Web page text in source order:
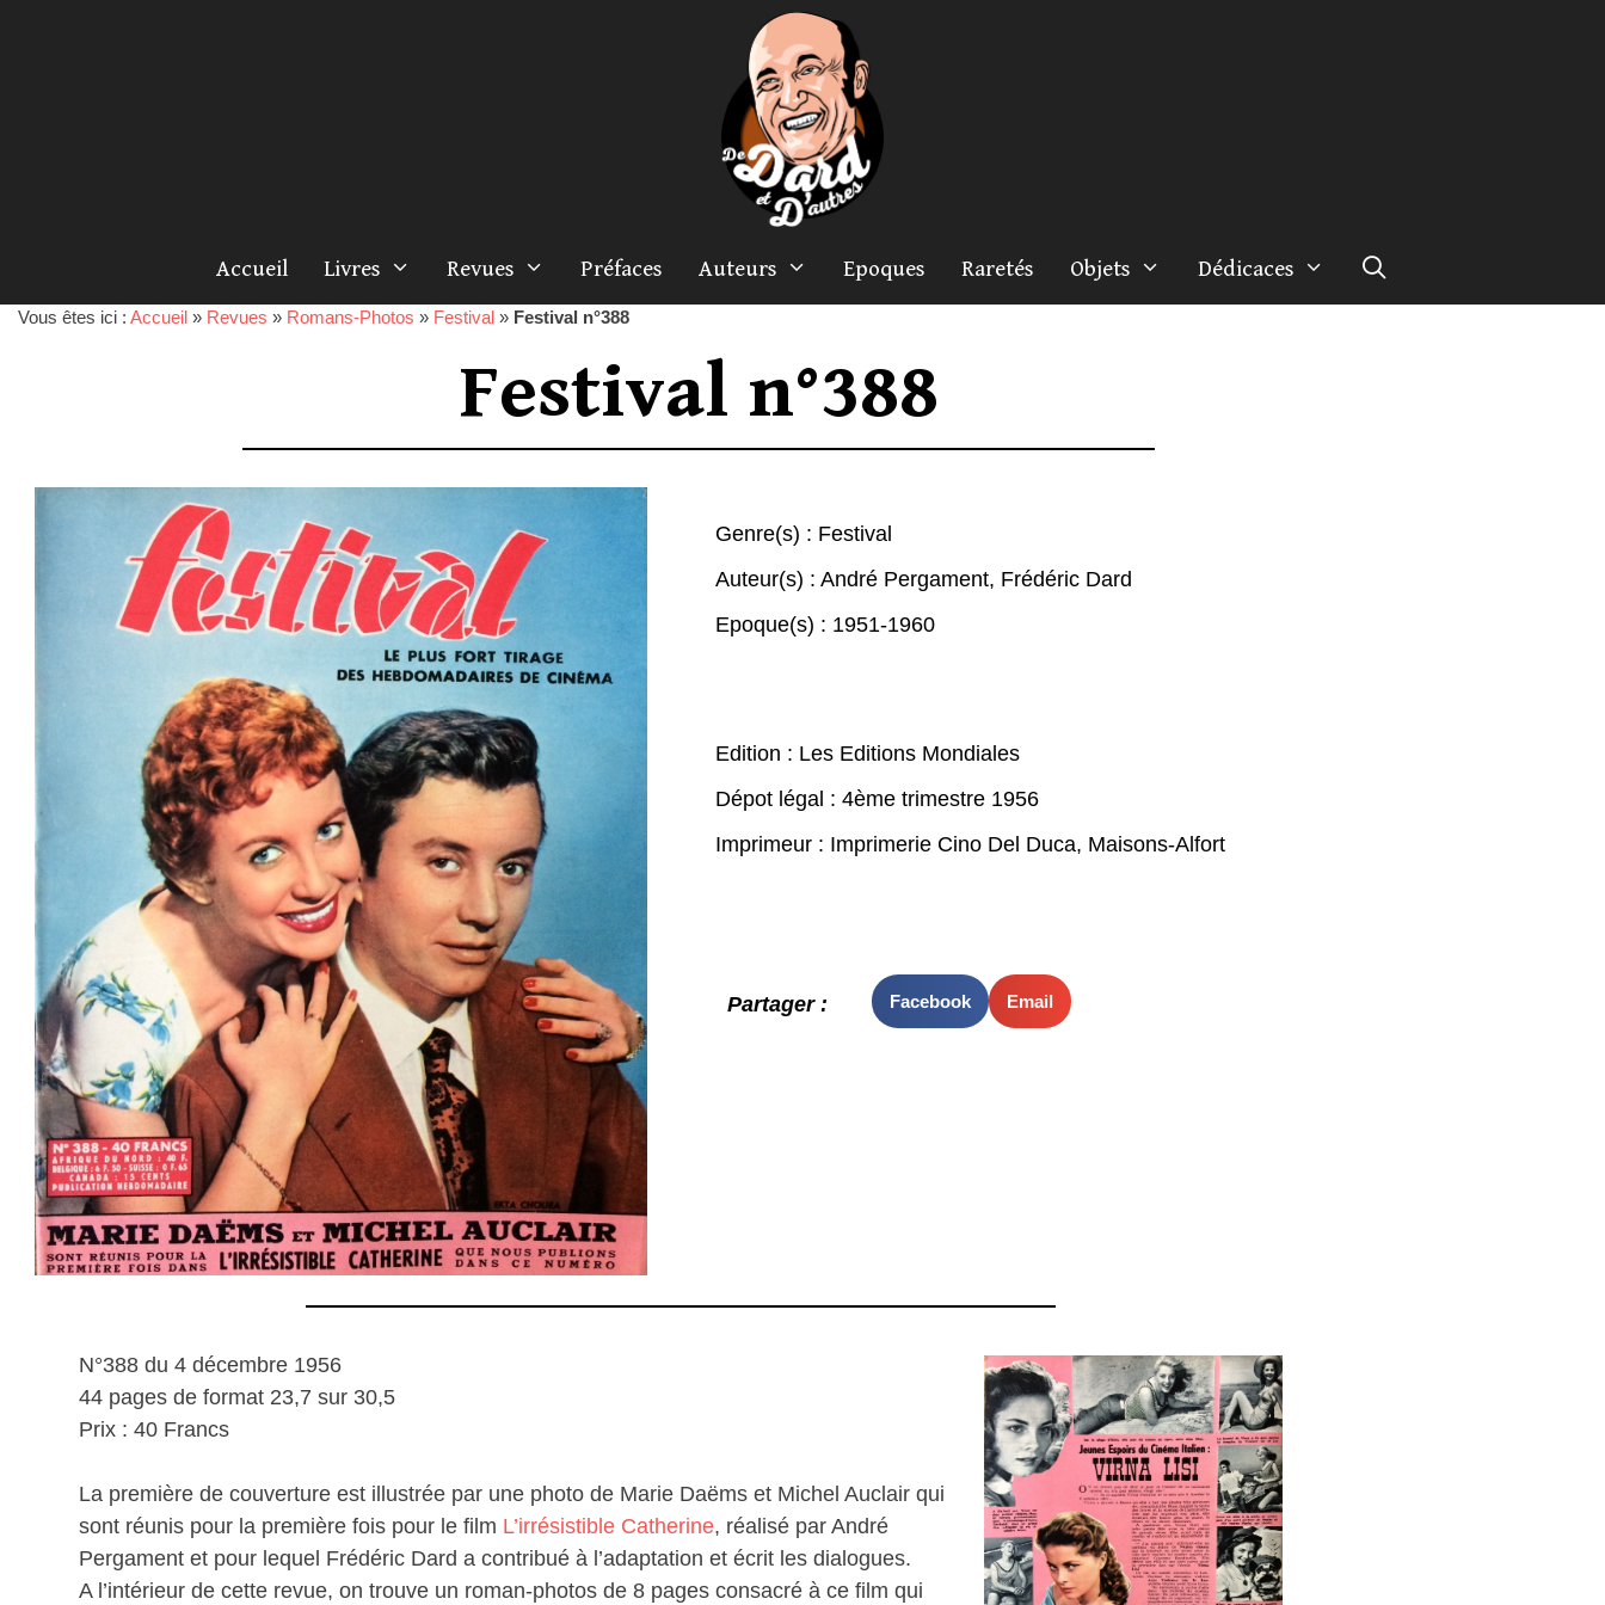
Accueil Livres Revues Préfaces Auteurs Epoques Raretés Objets Dédicaces
Vous êtes ici : Accueil » Revues » Romans-Photos » Festival » Festival n°388
Festival n°388
Genre(s) : Festival
Auteur(s) : André Pergament, Frédéric Dard
Epoque(s) : 1951-1960
Edition : Les Editions Mondiales
Dépot légal : 4ème trimestre 1956
Imprimeur : Imprimerie Cino Del Duca, Maisons-Alfort
Partager : Facebook Email
N°388 du 4 décembre 1956
44 pages de format 23,7 sur 30,5
Prix : 40 Francs
La première de couverture est illustrée par une photo de Marie Daëms et Michel Auclair qui
sont réunis pour la première fois pour le film L’irrésistible Catherine, réalisé par André
Pergament et pour lequel Frédéric Dard a contribué à l’adaptation et écrit les dialogues.
A l’intérieur de cette revue, on trouve un roman-photos de 8 pages consacré à ce film qui